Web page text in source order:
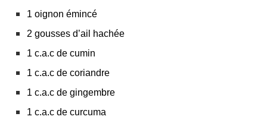
1 oignon émincé
2 gousses d’ail hachée
1 c.a.c de cumin
1 c.a.c de coriandre
1 c.a.c de gingembre
1 c.a.c de curcuma